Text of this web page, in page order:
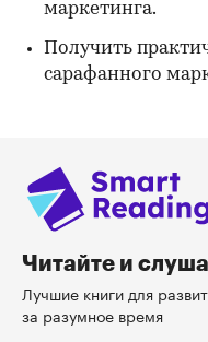
маркетинга.
Получить
сарафанного
Читайте и
Лучшие книги для
за разумное время